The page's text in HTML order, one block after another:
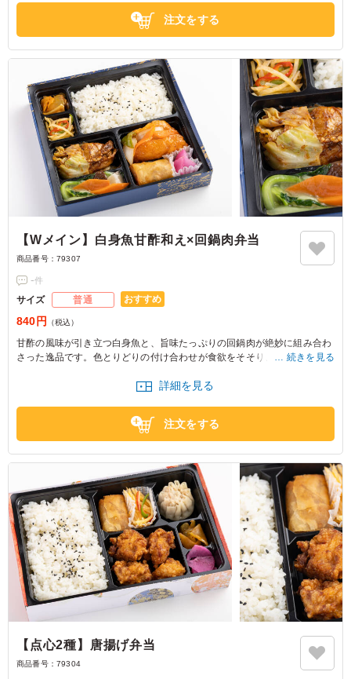
注文をする
【Wメイン】白身魚甘酢和え×回鍋肉弁当
商品番号： 79307
-件
サイズ 普通 おすすめ
840円 （税込）
甘酢の風味が引き立つ白身魚と、旨味たっぷりの回鍋肉が絶妙に組み合わ
さった逸品です。色とりどりの付け合わせが食欲をそそり、特別なひとと
続きを見る
詳細を見る
注文をする
【点心2種】唐揚げ弁当
商品番号： 79304